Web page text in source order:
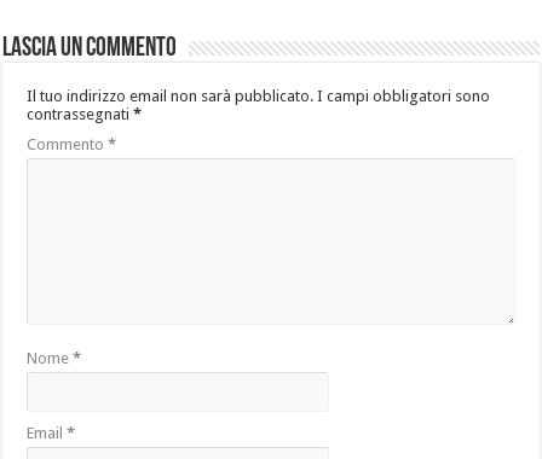
Lascia un commento
Il tuo indirizzo email non sarà pubblicato. I campi obbligatori sono
contrassegnati*
Commento*
Nome*
Email*